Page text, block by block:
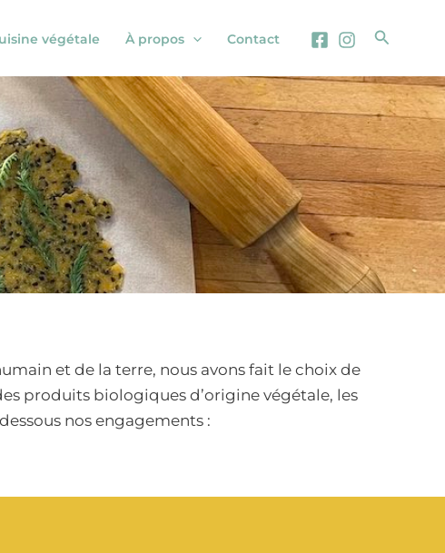
végétale À propos Contact
et de la terre, nous avons fait le choix de
produits biologiques d’origine végétale, les
nos engagements :